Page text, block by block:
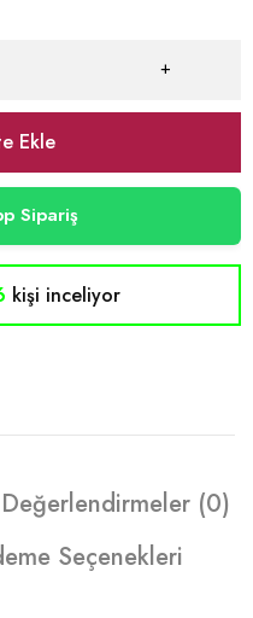
Ekle
Sipariş
kişi inceliyor
Değerlendirmeler (0)
Seçenekleri